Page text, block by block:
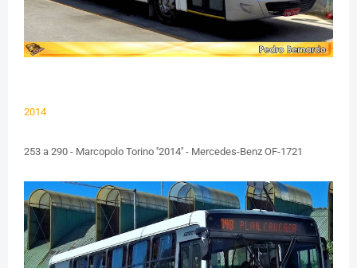
2014
253 a 290 - Marcopolo Torino ''2014'' - Mercedes-Benz OF-1721